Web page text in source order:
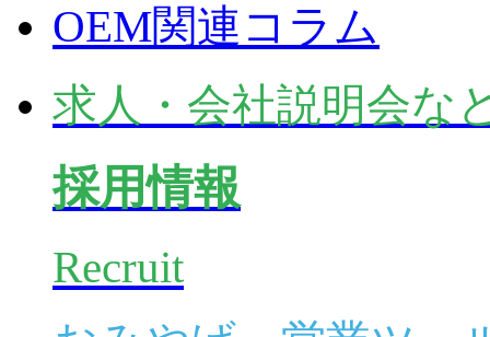
OEM関連コラム
求人・会社説明会な
採用情報
Recruit